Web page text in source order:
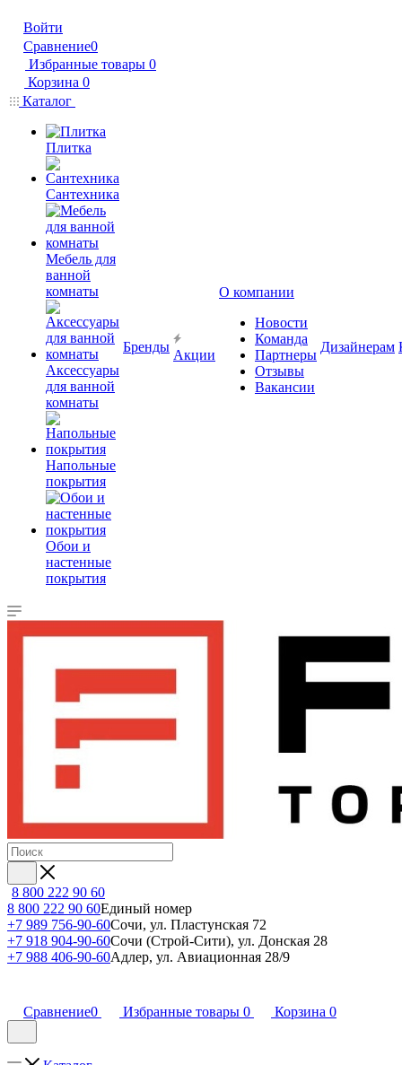
Войти
Сравнение0
Избранные товары 0
Корзина 0
Каталог
Плитка
Сантехника
Мебель для
ванной
комнаты
Аксессуары
для ванной
комнаты
Напольные
покрытия
Обои и
настенные
покрытия
Бренды
Акции
О компании
Новости
Команда
Партнеры
Отзывы
Вакансии
Дизайнерам
8 800 222 90 60
8 800 222 90 60Единый номер
+7 989 756-90-60Сочи, ул. Пластунская 72
+7 918 904-90-60Сочи (Строй-Сити), ул. Донская 28
+7 988 406-90-60Адлер, ул. Авиационная 28/9
Сравнение0 Избранные товары 0 Корзина 0